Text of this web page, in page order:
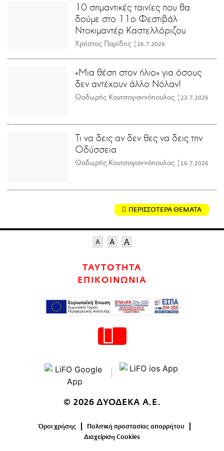
10 σημαντικές ταινίες που θα
δούμε στο 11ο Φεστιβάλ
Ντοκιμαντέρ Καστελλόριζου
Χρήστος Παρίδης | 26.7.2026
«Μια θέση στον ήλιο» για όσους
δεν αντέχουν άλλο Νόλαν!
Θοδωρής Κουτσογιαννόπουλος | 23.7.2026
Τι να δεις αν δεν θες να δεις την
Οδύσσεια
Θοδωρής Κουτσογιαννόπουλος | 16.7.2026
ΠΕΡΙΣΣΟΤΕΡΑ ΘΕΜΑΤΑ
ΤΑΥΤΟΤΗΤΑ
ΕΠΙΚΟΙΝΩΝΙΑ
© 2026 ΔΥΟΔΕΚΑ Α.Ε.
Όροι χρήσης
Πολιτική προστασίας απορρήτου
Διαχείριση Cookies